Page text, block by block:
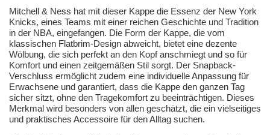
Mitchell & Ness hat mit dieser Kappe die Essenz der New York
Knicks, eines Teams mit einer reichen Geschichte und Tradition
in der NBA, eingefangen. Die Form der Kappe, die vom
klassischen Flatbrim-Design abweicht, bietet eine dezente
Wölbung, die sich perfekt an den Kopf anschmiegt und so für
Komfort und einen zeitgemäßen Stil sorgt. Der Snapback-
Verschluss ermöglicht zudem eine individuelle Anpassung für
Erwachsene und garantiert, dass die Kappe den ganzen Tag
sicher sitzt, ohne den Tragekomfort zu beeinträchtigen. Dieses
Merkmal wird besonders von allen geschätzt, die ein vielseitiges
und praktisches Accessoire für den Alltag suchen.